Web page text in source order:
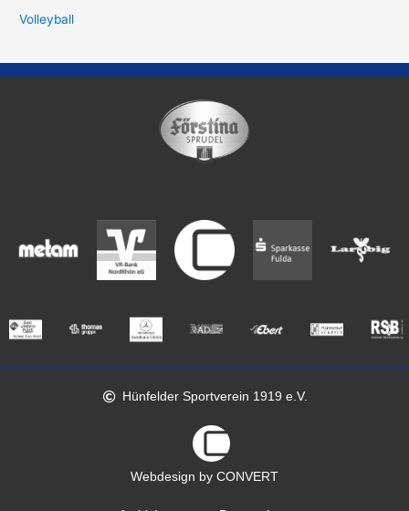
Volleyball
Hünfelder Sportverein 1919 e.V.
Webdesign by CONVERT